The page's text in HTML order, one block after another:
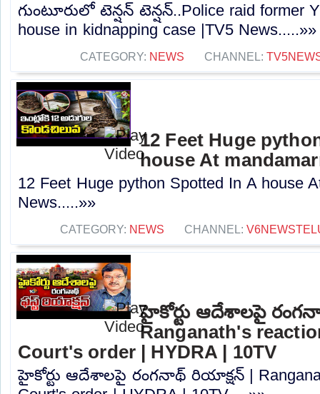
గుంటూరులో టెన్షన్ టెన్షన్..Police raid former
house in kidnapping case |TV5 News.....»»
CATEGORY: NEWS CHANNEL:
12 Feet Huge
house At
12 Feet Huge python Spotted In A house
News.....»»
CATEGORY: NEWS CHANNEL:
హైకోర్టు ఆదేశాలపై
Ranganath's
Court's order | HYDRA | 10TV
హైకోర్టు ఆదేశాలపై రంగనాథ్ రియాక్షన్ |